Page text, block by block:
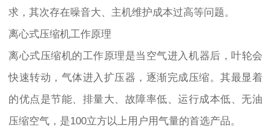
求，其次存在噪音大、主机维护成本过高等问题。
离心式压缩机工作原理
离心式压缩机的工作原理是当空气进入​​机器后，叶轮会
快速转动，气体进入扩压器，逐渐完成压缩。其最显着
的优点是节能、排量大、故障率低、运行成本低、无油
压缩空气，是100立方以上用户用气量的首选产品。